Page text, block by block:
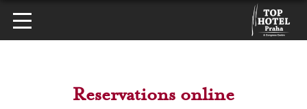
Reservations online